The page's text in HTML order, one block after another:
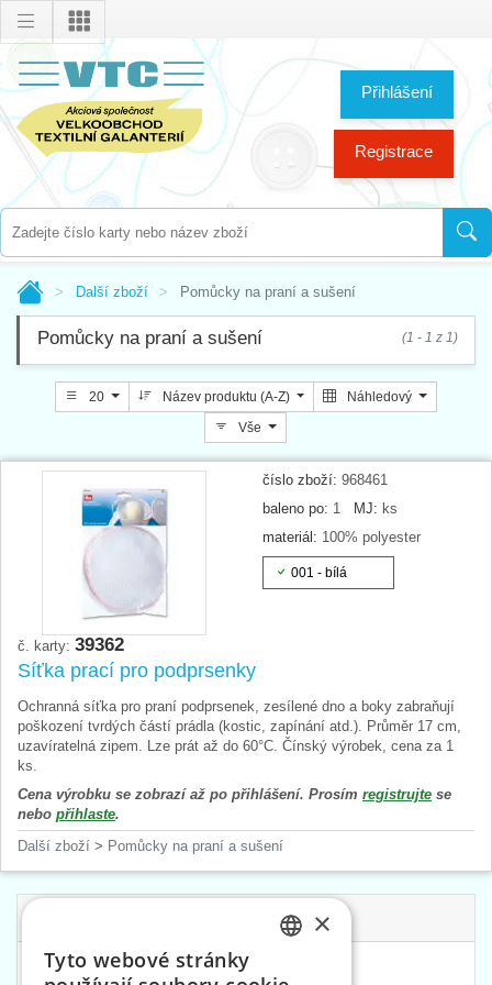
Přihlášení
Registrace
Další zboží Pomůcky na praní a sušení
Pomůcky na praní a sušení (1 - 1 z 1)
20 Název produktu (A-Z)
Náhledový
Vše
číslo zboží: 968461
baleno po: 1 MJ: ks
materiál: 100% polyester
001 - bílá
č. karty: 39362
Síťka prací pro podprsenky
Ochranná síťka pro praní podprsenek, zesílené dno a boky zabraňují
poškození tvrdých částí prádla (kostic, zapínání atd.). Průměr 17 cm,
uzavíratelná zipem. Lze prát až do 60°C. Čínský výrobek, cena za 1
ks.
Cena výrobku se zobrazí až po přihlášení. Prosím registrujte se
nebo přihlaste.
Další zboží > Pomůcky na praní a sušení
Dámský program
×
Tyto webové stránky